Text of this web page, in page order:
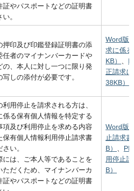
証やパスポートなどの証明書
。
押印及び印鑑登録証明書の添
任者のマイナンバーカードや
の、本人に対し一つに限り発
しの添付が必要です。
Word版
求に係
KB）
正請求
38KB）
用停止を請求される方は、
係る保有個人情報を特定する
項及び利用停止を求める内容
保有個人情報利用停止請求書
い。
には、ご本人等であることを
ただくため、マイナンバーカ
証やパスポートなどの証明書
Word版
止請求
B）
用停止
B）